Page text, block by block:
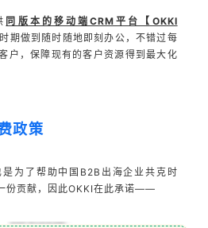
同版本的移动端CRM平台【OKKI
期做到随时随地即刻办公，不错过每
户，保障现有的客户资源得到最大化
政策
为了帮助中国B2B出海企业共克时
份贡献，因此OKKI在此承诺——